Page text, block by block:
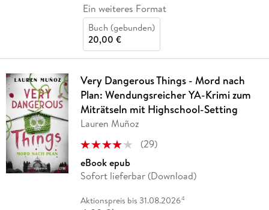
Ein weiteres Format
Buch (gebunden)
20,00 €
Very Dangerous Things - Mord nach
Plan: Wendungsreicher YA-Krimi zum
Miträtseln mit Highschool-Setting
Lauren Muñoz
(29)
eBook epub
Sofort lieferbar (Download)
Aktionspreis bis 31.08.20264